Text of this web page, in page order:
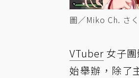
圖／Miko Ch. さ
VTuber 女子
始舉辦，除了